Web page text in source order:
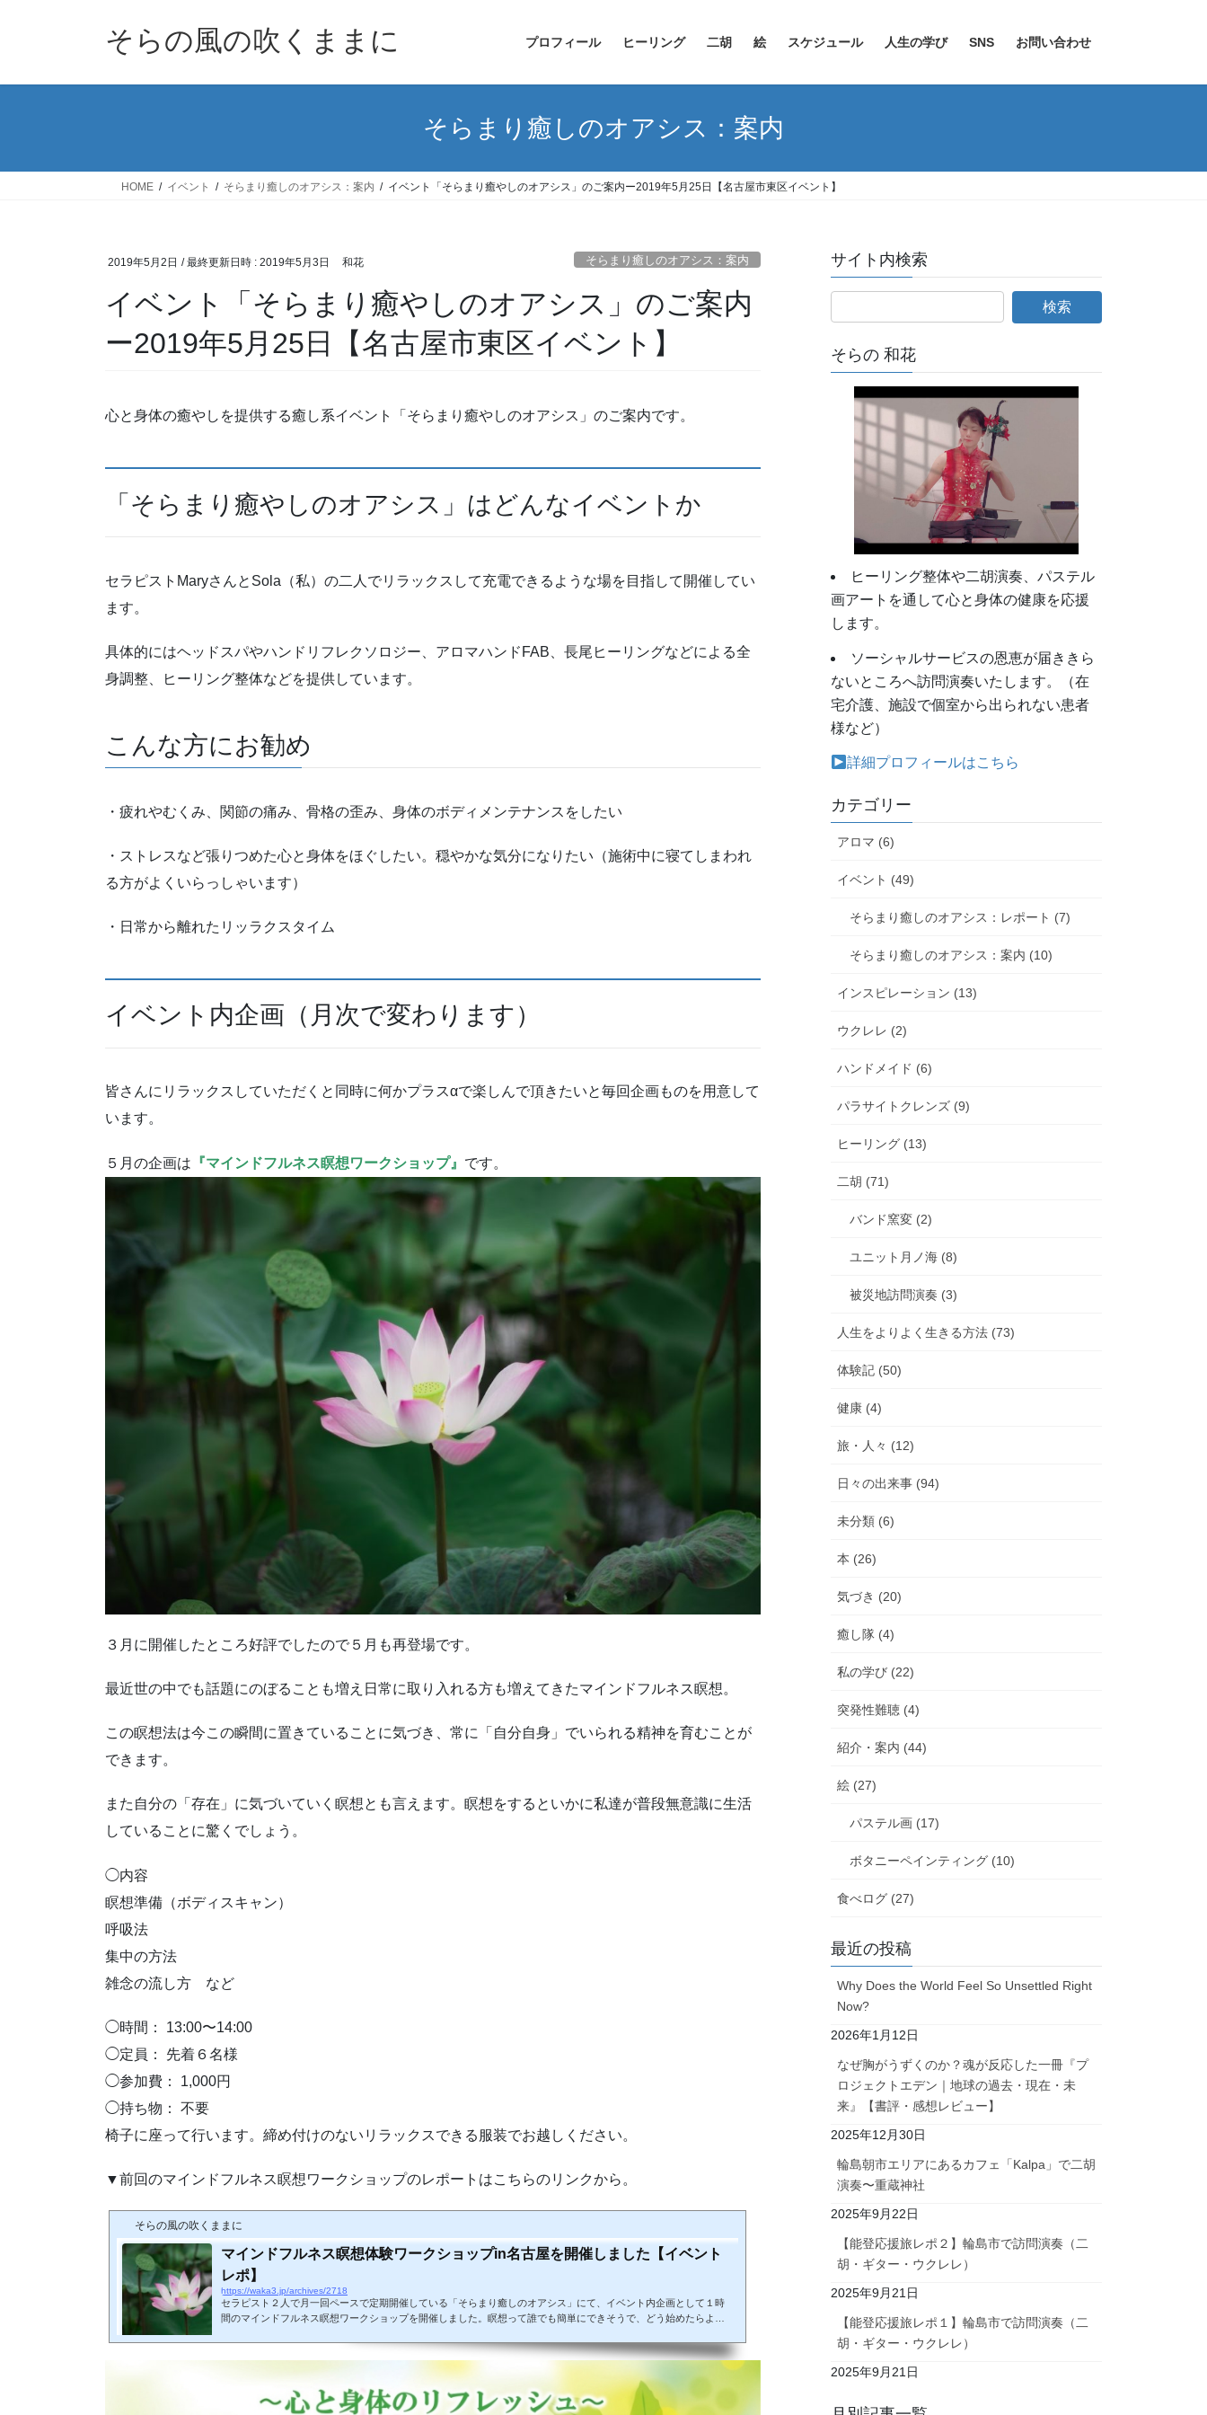
そらの風の吹くままに プロフィール ヒーリング 二胡 絵 スケジュール 人生の学び SNS お問い合わせ
そらまり癒しのオアシス：案内
HOME イベント そらまり癒しのオアシス：案内 イベント「そらまり癒やしのオアシス」のご案内ー2019年5月25日【名古屋市東区イベント】
2019年5月2日 / 最終更新日時 : 2019年5月3日 和花 そらまり癒しのオアシス：案内
イベント「そらまり癒やしのオアシス」のご案内
ー2019年5月25日【名古屋市東区イベント】
心と身体の癒やしを提供する癒し系イベント「そらまり癒やしのオアシス」のご案内です。
「そらまり癒やしのオアシス」はどんなイベントか
セラピストMaryさんとSola（私）の二人でリラックスして充電できるような場を目指して開催してい
ます。
具体的にはヘッドスパやハンドリフレクソロジー、アロマハンドFAB、長尾ヒーリングなどによる全
身調整、ヒーリング整体などを提供しています。
こんな方にお勧め
・疲れやむくみ、関節の痛み、骨格の歪み、身体のボディメンテナンスをしたい
・ストレスなど張りつめた心と身体をほぐしたい。穏やかな気分になりたい（施術中に寝てしまわれ
る方がよくいらっしゃいます）
・日常から離れたリッラクスタイム
イベント内企画（月次で変わります）
皆さんにリラックスしていただくと同時に何かプラスαで楽しんで頂きたいと毎回企画ものを用意して
います。
５月の企画は 『マインドフルネス瞑想ワークショップ』 です。
３月に開催したところ好評でしたので５月も再登場です。
最近世の中でも話題にのぼることも増え日常に取り入れる方も増えてきたマインドフルネス瞑想。
この瞑想法は今この瞬間に置きていることに気づき、常に「自分自身」でいられる精神を育むことが
できます。
また自分の「存在」に気づいていく瞑想とも言えます。瞑想をするといかに私達が普段無意識に生活
していることに驚くでしょう。
◯内容
瞑想準備（ボディスキャン）
呼吸法
集中の方法
雑念の流し方 など
◯時間： 13:00〜14:00
◯定員： 先着６名様
◯参加費： 1,000円
◯持ち物： 不要
椅子に座って行います。締め付けのないリラックスできる服装でお越しください。
▼前回のマインドフルネス瞑想ワークショップのレポートはこちらのリンクから。
そらの風の吹くままに
マインドフルネス瞑想体験ワークショップin名古屋を開催しました【イベント
レポ】
https://waka3.jp/archives/2718
セラピスト２人で月一回ペースで定期開催している「そらまり癒しのオアシス」にて、イベント内企画として１時
間のマインドフルネス瞑想ワークショップを開催しました。瞑想って誰でも簡単にできそうで、どう始めたらよい
今回、瞑想の中でも特に人気で関心の高い「マインドフルネス瞑想」を気軽に体験できるワークショップを開催し
ました。実のところ、パステル画のワークショップ意外では講師経験は初めてで、１時間どう進め...
サイト内検索
そらの 和花
ヒーリング整体や二胡演奏、パステル
画アートを通して心と身体の健康を応援
します。
ソーシャルサービスの恩恵が届ききら
ないところへ訪問演奏いたします。（在
宅介護、施設で個室から出られない患者
様など）
詳細プロフィールはこちら
カテゴリー
アロマ (6)
イベント (49)
そらまり癒しのオアシス：レポート (7)
そらまり癒しのオアシス：案内 (10)
インスピレーション (13)
ウクレレ (2)
ハンドメイド (6)
パラサイトクレンズ (9)
ヒーリング (13)
二胡 (71)
バンド窯変 (2)
ユニット月ノ海 (8)
被災地訪問演奏 (3)
人生をよりよく生きる方法 (73)
体験記 (50)
健康 (4)
旅・人々 (12)
日々の出来事 (94)
未分類 (6)
本 (26)
気づき (20)
癒し隊 (4)
私の学び (22)
突発性難聴 (4)
紹介・案内 (44)
絵 (27)
パステル画 (17)
ボタニーペインティング (10)
食べログ (27)
最近の投稿
Why Does the World Feel So Unsettled Right
Now?
2026年1月12日
なぜ胸がうずくのか？魂が反応した一冊『プ
ロジェクトエデン｜地球の過去・現在・未
来』【書評・感想レビュー】
2025年12月30日
輪島朝市エリアにあるカフェ「Kalpa」で二胡
演奏〜重蔵神社
2025年9月22日
【能登応援旅レポ２】輪島市で訪問演奏（二
胡・ギター・ウクレレ）
2025年9月21日
【能登応援旅レポ１】輪島市で訪問演奏（二
胡・ギター・ウクレレ）
2025年9月21日